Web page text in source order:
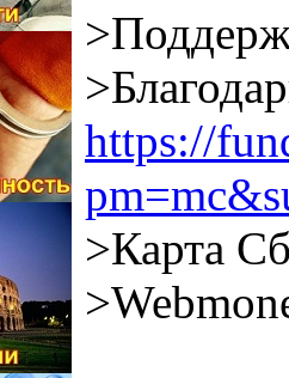
https://
>Карта